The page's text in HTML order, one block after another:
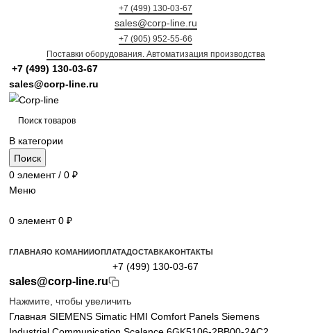
+7 (499) 130-03-67
sales@corp-line.ru
+7 (905) 952-55-66
Поставки оборудования. Автоматизация производства
+7 (499) 130-03-67
sales@corp-line.ru
В категории
Поиск
Меню
0элемент 0₽
Просмотр категорий
ГЛАВНАЯО КОМАНИИОПЛАТА
+7 (499) 130-03-67
sales@corp-line.ru